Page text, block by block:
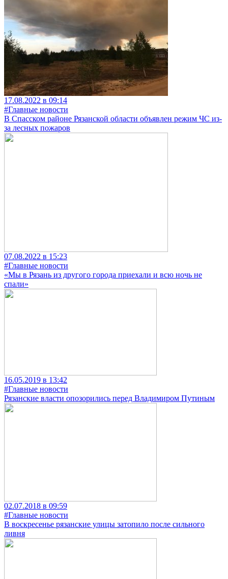
17.08.2022 в 09:14
#Главные новости
В Спасском районе Рязанской области объявлен режим ЧС из-
за лесных пожаров
07.08.2022 в 15:23
#Главные новости
«Мы в Рязань из другого города приехали и всю ночь не
спали»
16.05.2019 в 13:42
#Главные новости
Рязанские власти опозорились перед Владимиром Путиным
02.07.2018 в 09:59
#Главные новости
В воскресенье рязанские улицы затопило после сильного
ливня